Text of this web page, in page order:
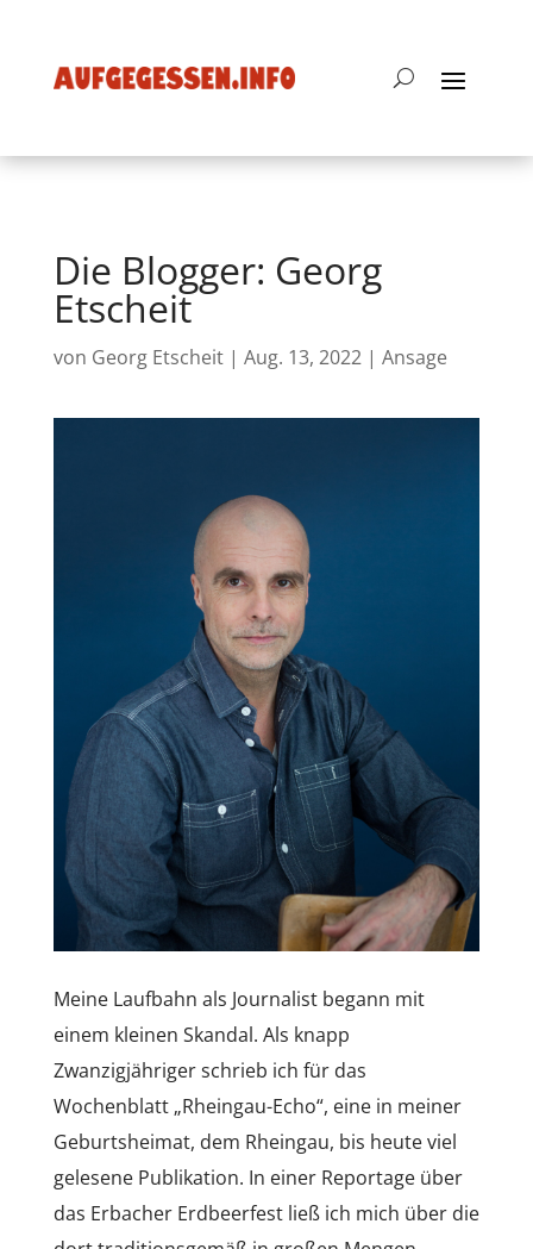
Die Blogger: Georg
Etscheit
von Georg Etscheit| Aug. 13, 2022| Ansage
Meine Laufbahn als Journalist begann mit
einem kleinen Skandal. Als knapp
Zwanzigjähriger schrieb ich für das
Wochenblatt „Rheingau-Echo“, eine in meiner
Geburtsheimat, dem Rheingau, bis heute viel
gelesene Publikation. In einer Reportage über
das Erbacher Erdbeerfest ließ ich mich über die